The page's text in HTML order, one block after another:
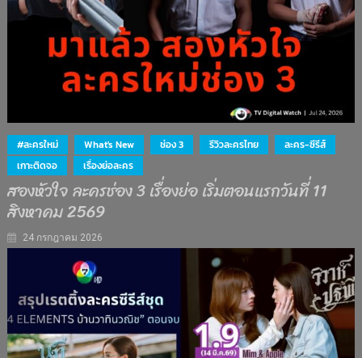
#ละครใหม่ What's New ช่อง 3 รีวิวละครไทย
ละคร-ซีรีส์
เกาะติดจอ
เรื่องย่อละคร
สองหัวใจ ละครช่อง 3 เรื่องย่อ เริ่มตอนแรกวันที่ 11
สิงหาคม 2569
24 กรกฎาคม 2026